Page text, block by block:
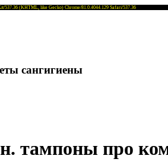
537.36 (KHTML, like Gecko) Chrome/81.0.4044.129 Safari/537.36
сангигиены
тампоны про